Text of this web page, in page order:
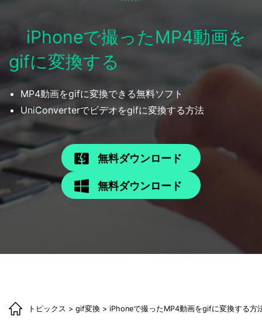
iPhoneで撮ったMP4動画を
gifに変換する
MP4動画をgifに変換できる無料ソフト
UniConverterでビデオをgifに変換する方法
無料ダウンロード
無料ダウンロード
トピックス > gif変換 > iPhoneで撮ったMP4動画をgifに変換する方